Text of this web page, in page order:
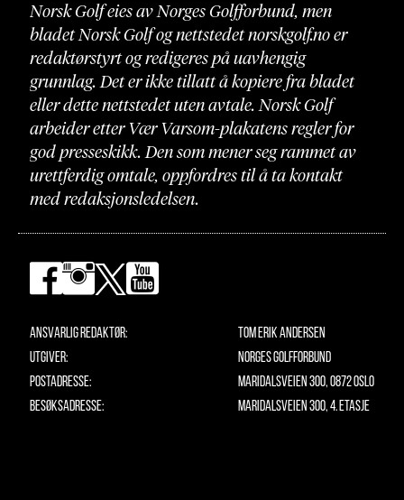
Norsk Golf eies av Norges Golfforbund, men
bladet Norsk Golf og nettstedet norskgolf.no er
redaktørstyrt og redigeres på uavhengig
grunnlag. Det er ikke tillatt å kopiere fra bladet
eller dette nettstedet uten avtale. Norsk Golf
arbeider etter Vær Varsom-plakatens regler for
god presseskikk. Den som mener seg rammet av
urettferdig omtale, oppfordres til å ta kontakt
med redaksjonsledelsen.
Ansvarlig redaktør:
Utgiver:
Postadresse:
Besøksadresse:
Tom Erik Andersen
Norges Golfforbund
Maridalsveien 300, 0872 Oslo
Maridalsveien 300, 4. etasje